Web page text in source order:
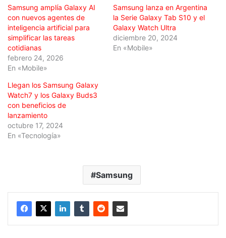
Samsung amplía Galaxy AI
con nuevos agentes de
inteligencia artificial para
simplificar las tareas
cotidianas
febrero 24, 2026
En «Mobile»
Samsung lanza en Argentina
la Serie Galaxy Tab S10 y el
Galaxy Watch Ultra
diciembre 20, 2024
En «Mobile»
Llegan los Samsung Galaxy
Watch7 y los Galaxy Buds3
con beneficios de
lanzamiento
octubre 17, 2024
En «Tecnología»
Samsung